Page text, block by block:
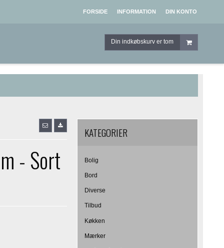
FORSIDE INFORMATION DIN KONTO
Din indkøbskurv er tom
- Sort
KATEGORIER
Bolig
Bord
Diverse
Tilbud
Køkken
Mærker